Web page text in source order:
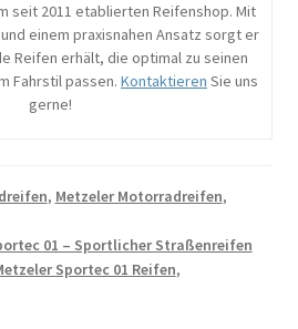
seit 2011 etablierten Reifenshop. Mit
einem praxisnahen Ansatz sorgt er
Reifen erhält, die optimal zu seinen
Fahrstil passen. Kontaktieren Sie uns
gerne!
, Metzeler Motorradreifen,
01 – Sportlicher Straßenreifen
Sportec 01 Reifen,